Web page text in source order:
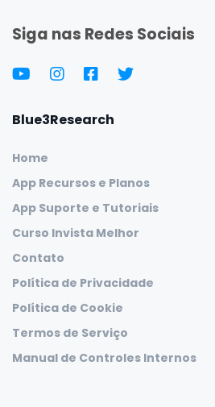
Siga nas Redes Sociais
Blue3Research
Home
App Recursos e Planos
App Suporte e Tutoriais
Curso Invista Melhor
Contato
Política de Privacidade
Política de Cookie
Termos de Serviço
Manual de Controles Internos